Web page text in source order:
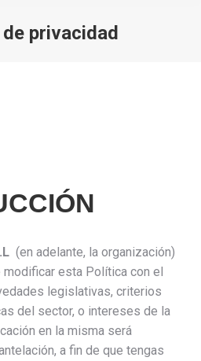
privacidad
(en adelante, la organización)
esta Política con el
legislativas, criterios
del sector, o intereses de la
en la misma será
a fin de que tengas